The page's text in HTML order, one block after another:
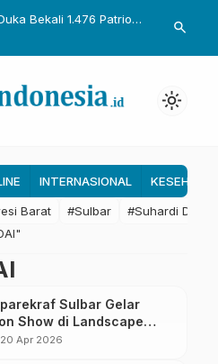
Bekali 1.476 Patriot
Transmigrasi
Gubernur
untuk
search
light_mode
INTERNASIONAL
Barat #Sulbar #Suhardi Duka
Sulbar Gelar
Show di Landscape
hingga Bundaran Maleo
Apr 2026